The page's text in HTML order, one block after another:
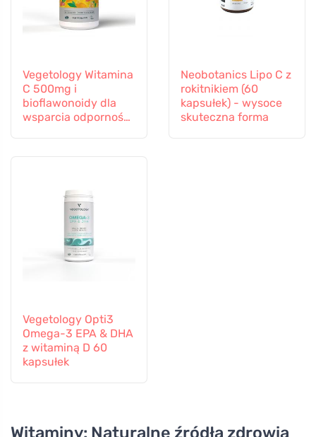
Vegetology Witamina
C 500mg i
bioflawonoidy dla
wsparcia odporności,
Neobotanics Lipo C z
rokitnikiem (60
kapsułek) - wysoce
skuteczna forma
Vegetology Opti3
Omega-3 EPA & DHA
z witaminą D 60
kapsułek
Witaminy: Naturalne źródła zdrowia